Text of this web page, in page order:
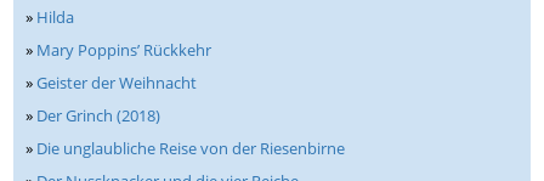
» Hilda
» Mary Poppins’ Rückkehr
»Geister der Weihnacht
» Der Grinch (2018)
» Die unglaubliche Reise von der Riesenbirne